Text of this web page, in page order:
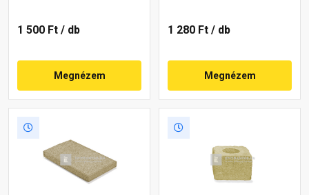
1 500 Ft / db
Megnézem
1 280 Ft / db
Megnézem